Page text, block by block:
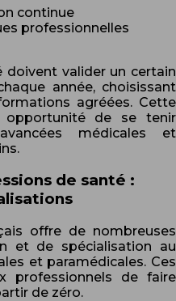
continue
professionnelles
doivent valider un certain
année, choisissant
agréées. Cette
opportunité de se tenir
médicales et
de santé :
offre de nombreuses
et de spécialisation au
et paramédicales. Ces
professionnels de faire
de zéro.